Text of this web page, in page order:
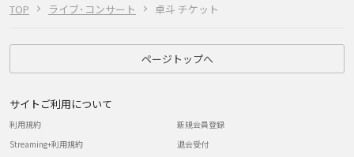
TOP ライブ･コンサート 卓斗 チケット
ページトップへ
サイトご利用について
利用規約
Streaming+利用規約
新規会員登録
退会受付